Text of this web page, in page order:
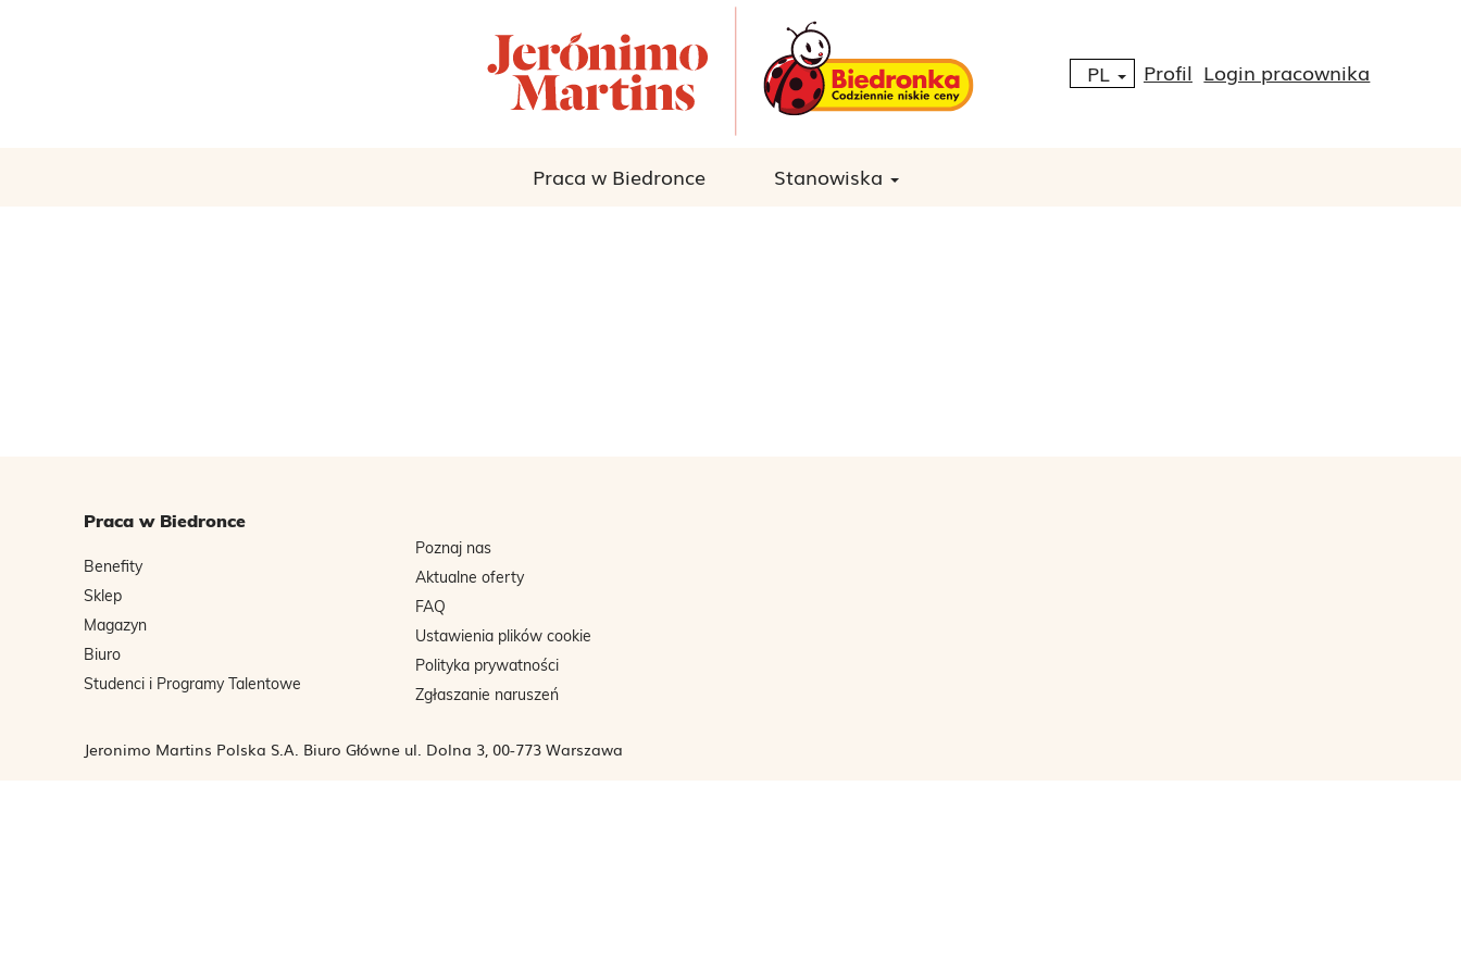
PL Profil Login pracownika
Praca w Biedronce Stanowiska
Praca w Biedronce
Benefity
Sklep
Magazyn
Biuro
Studenci i Programy Talentowe
Poznaj nas
Aktualne oferty
FAQ
Ustawienia plików cookie
Polityka prywatności
Zgłaszanie naruszeń
Jeronimo Martins Polska S.A. Biuro Główne ul. Dolna 3, 00-773 Warszawa